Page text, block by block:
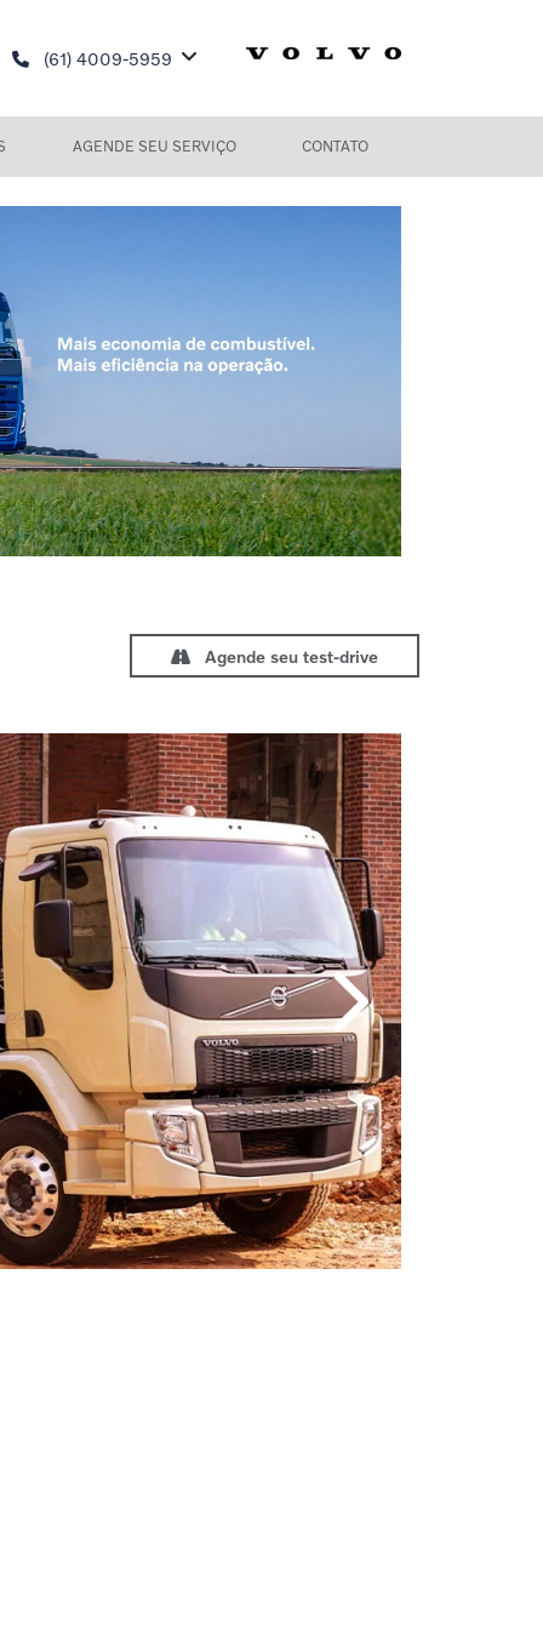
(61) 4009-5959
AGENDE SEU SERVIÇO CONTATO
Agende seu test-drive
Próximo